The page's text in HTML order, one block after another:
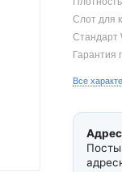
Слот для
Стандарт
Гарантия
Все